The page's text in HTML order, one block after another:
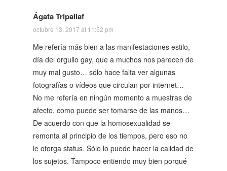
Ágata Tripailaf
octubre 13, 2017 at 11:52 pm
Me refería más bien a las manifestaciones estilo,
día del orgullo gay, que a muchos nos parecen de
muy mal gusto… sólo hace falta ver algunas
fotografías o vídeos que circulan por internet…
No me refería en ningún momento a muestras de
afecto, como puede ser tomarse de las manos…
De acuerdo con que la homosexualidad se
remonta al principio de los tiempos, pero eso no
le otorga status. Sólo lo puede hacer la calidad de
los sujetos. Tampoco entiendo muy bien porqué